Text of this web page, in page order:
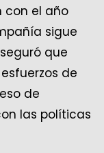
con el año
sigue
que
de
de
las políticas